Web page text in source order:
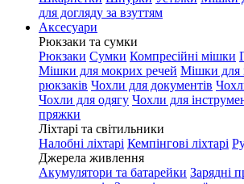
для догляду за взуттям
Аксесуари
Рюкзаки та сумки
Рюкзаки Сумки Компресійні мішки
Мішки для мокрих речей Мішки для
рюкзаків Чохли для документів
Чохли для одягу Чохли для
пряжки
Ліхтарі та світильники
Налобні ліхтарі Кемпінгові ліхтарі
Джерела живлення
Акумулятори та батарейки Зарядні